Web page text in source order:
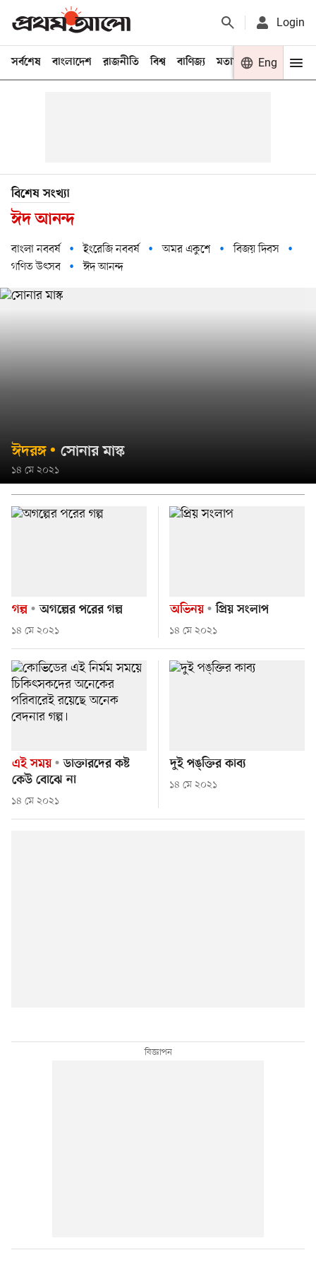
Login
সর্বশেষ বাংলাদেশ রাজনীতি বিশ্ব বাণিজ্য মতামত খেলা
Eng
বিশেষ সংখ্যা
ঈদ আনন্দ
বাংলা নববর্ষ ইংরেজি নববর্ষ অমর একুশে
বিজয় দিবস
গণিত উৎসব
ঈদ আনন্দ
ঈদরঙ্গ সোনার মাস্ক
১৪ মে ২০২১
গল্প অগল্পের পরের গল্প
১৪ মে ২০২১
অভিনয় প্রিয় সংলাপ
১৪ মে ২০২১
এই সময়
ডাক্তারদের কষ্ট
কেউ বোঝে না
১৪ মে ২০২১
দুই পঙ্​ক্তির কাব্য
১৪ মে ২০২১